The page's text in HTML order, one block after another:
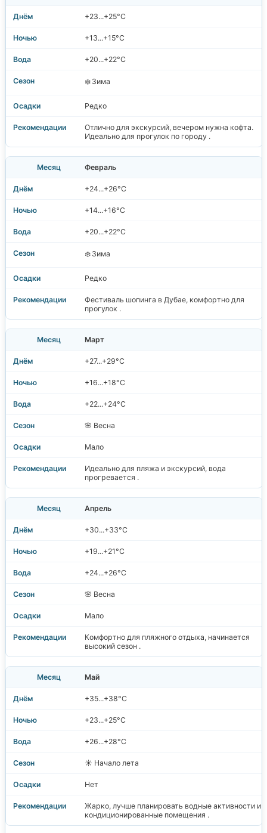
+23...+25°C
+13...+15°C
+20...+22°C
❄️ Зима
Редко
Отлично для экскурсий, вечером нужна кофта.
Идеально для прогулок по городу .
Февраль
+24...+26°C
+14...+16°C
+20...+22°C
❄️ Зима
Редко
Фестиваль шопинга в Дубае, комфортно для
прогулок .
Март
+27...+29°C
+16...+18°C
+22...+24°C
🌸 Весна
Мало
Идеально для пляжа и экскурсий, вода
прогревается .
Апрель
+30...+33°C
+19...+21°C
+24...+26°C
🌸 Весна
Мало
Комфортно для пляжного отдыха, начинается
высокий сезон .
Май
+35...+38°C
+23...+25°C
+26...+28°C
☀️ Начало лета
Нет
Жарко, лучше планировать водные активности и
кондиционированные помещения .